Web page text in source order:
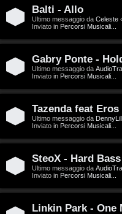
m
e
n
a
t
t
i
v
Balti - Allo
Ultimo messaggio da Celeste
Inviato in Percorsi Musicali...
Gabry Ponte -
Ultimo messaggio da
Inviato in Percorsi Musicali...
Tazenda feat
Ultimo messaggio da
Inviato in Percorsi Musicali...
SteoX - Hard Bass
Ultimo messaggio da
Inviato in Percorsi Musicali...
Linkin Park - One
o
u
r
M
u
s
c
a